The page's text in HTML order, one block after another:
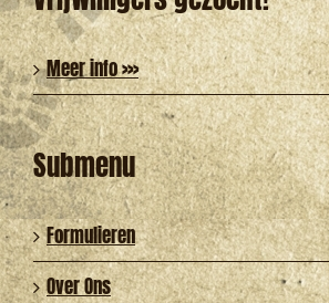
Meer info >>>
Submenu
Formulieren
Over Ons